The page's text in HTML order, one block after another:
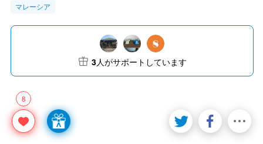
マレーシア
8
3人がサポートしています